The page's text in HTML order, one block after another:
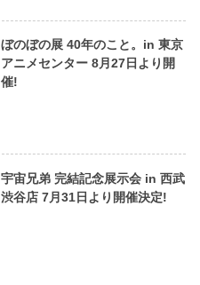
ぼのぼの展 40年のこと。in 東京
アニメセンター 8月27日より開
催!
宇宙兄弟 完結記念展示会 in 西武
渋谷店 7月31日より開催決定!